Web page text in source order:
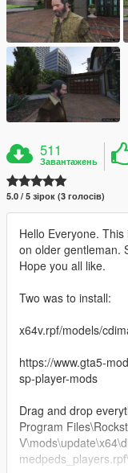
511
Завантажень
5.0 / 5 зірок (3 голосів)
Hello Everyone.
on older gentleman.
Hope you all like.
Two was to install:
x64v.rpf/models/
https://www.gta5-
sp-player-mods
Drag and drop
Program